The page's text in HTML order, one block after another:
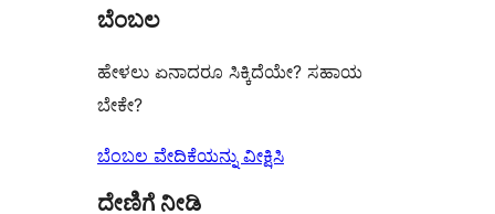
reviews
ಬೆಂಬಲ
ಹೇಳಲು ಏನಾದರೂ ಸಿಕ್ಕಿದೆಯೇ? ಸಹಾಯ
ಬೇಕೇ?
ಬೆಂಬಲ ವೇದಿಕೆಯನ್ನು ವೀಕ್ಷಿಸಿ
ದೇಣಿಗೆ ನೀಡಿ